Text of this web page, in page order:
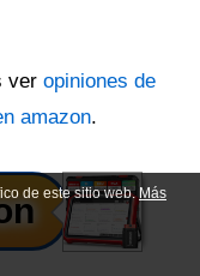
ver opiniones de
amazon.
de este sitio web. Más